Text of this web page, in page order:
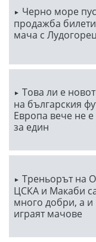
Черно море
продажба
мача с
Това ли е
на българския
Европа вече не
за един
Треньорът на
ЦСКА и Макаби
много добри, а и
играят мачове